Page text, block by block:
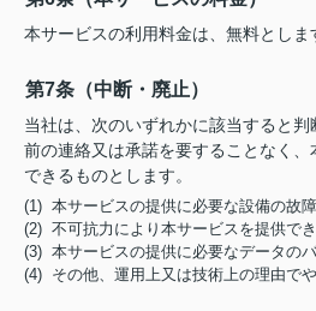
本サービスの利用料金は、無料としま
第7条（中断・廃止）
当社は、次のいずれかに該当すると
前の連絡又は承諾を要することなく
できるものとします。
(1) 本サービスの提供に必要な設備の故
(2) 不可抗力により本サービスを提供で
(3) 本サービスの提供に必要なデータの
(4) その他、運用上又は技術上の理由で